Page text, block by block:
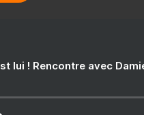
lui ! Rencontre avec